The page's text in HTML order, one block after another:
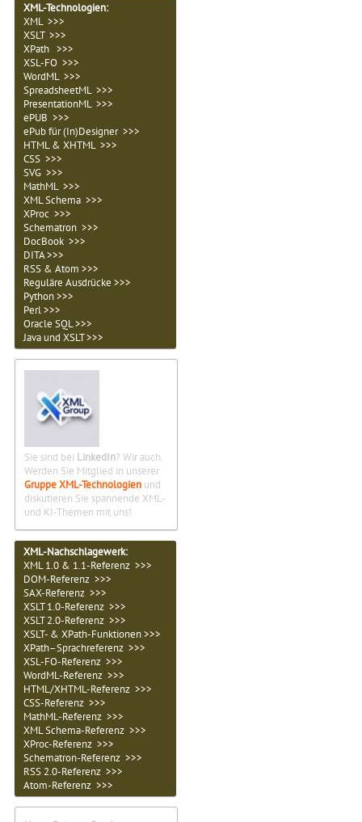
XML-Technologien:
XML >>>
XSLT >>>
XPath >>>
XSL-FO >>>
WordML >>>
SpreadsheetML >>>
PresentationML >>>
ePUB >>>
ePub für (In)Designer >>>
HTML & XHTML >>>
CSS >>>
SVG >>>
MathML >>>
XML Schema >>>
XProc >>>
Schematron >>>
DocBook >>>
DITA >>>
RSS & Atom >>>
Reguläre Ausdrücke >>>
Python >>>
Perl >>>
Oracle SQL >>>
Java und XSLT >>>
Sie sind bei LinkedIn? Wir auch.
Werden Sie Mitglied in unserer
Gruppe XML-Technologien und
diskutieren Sie spannende XML-
und KI-Themen mit uns!
XML-Nachschlagewerk:
XML 1.0 & 1.1-Referenz >>>
DOM-Referenz >>>
SAX-Referenz >>>
XSLT 1.0-Referenz >>>
XSLT 2.0-Referenz >>>
XSLT- & XPath-Funktionen >>>
XPath–Sprachreferenz >>>
XSL-FO-Referenz >>>
WordML-Referenz >>>
HTML/XHTML-Referenz >>>
CSS-Referenz >>>
MathML-Referenz >>>
XML Schema-Referenz >>>
XProc-Referenz >>>
Schematron-Referenz >>>
RSS 2.0-Referenz >>>
Atom-Referenz >>>